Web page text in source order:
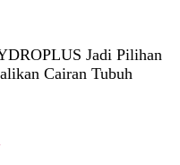
Jadi Pilihan
Cairan Tubuh